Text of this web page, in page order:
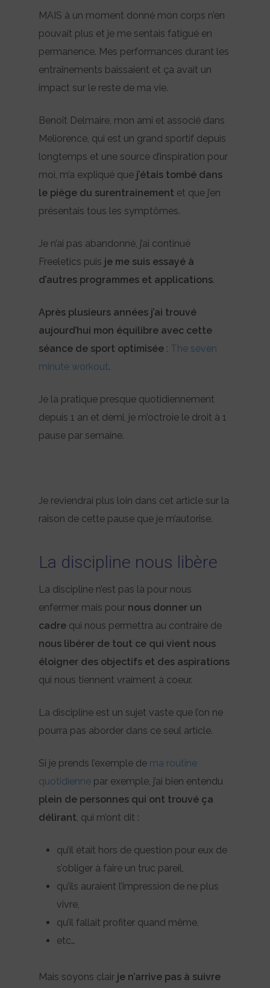
MAIS à un moment donné mon corps n’en
pouvait plus et je me sentais fatigué en
permanence. Mes performances durant les
entraînements baissaient et ça avait un
impact sur le reste de ma vie.
Benoît Delmaire, mon ami et associé dans
Meliorence, qui est un grand sportif depuis
longtemps et une source d’inspiration pour
moi, m’a expliqué que j’étais tombé dans
le piège du surentrainement et que j’en
présentais tous les symptômes.
Je n’ai pas abandonné, j’ai continué
Freeletics puis je me suis essayé à
d’autres programmes et applications.
Après plusieurs années j’ai trouvé
aujourd’hui mon équilibre avec cette
séance de sport optimisée : The seven
minute workout.
Je la pratique presque quotidiennement
depuis 1 an et demi, je m’octroie le droit à 1
pause par semaine.
Je reviendrai plus loin dans cet article sur la
raison de cette pause que je m’autorise.
La discipline nous libère
La discipline n’est pas là pour nous
enfermer mais pour nous donner un
cadre qui nous permettra au contraire de
nous libérer de tout ce qui vient nous
éloigner des objectifs et des aspirations
qui nous tiennent vraiment à coeur.
La discipline est un sujet vaste que l’on ne
pourra pas aborder dans ce seul article.
Si je prends l’exemple de ma routine
quotidienne par exemple, j’ai bien entendu
plein de personnes qui ont trouvé ça
délirant, qui m’ont dit :
qu’il était hors de question pour eux de
s’obliger à faire un truc pareil,
qu’ils auraient l’impression de ne plus
vivre,
qu’il fallait profiter quand même,
etc…
Mais soyons clair je n’arrive pas à suivre